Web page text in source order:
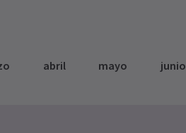
abril mayo junio